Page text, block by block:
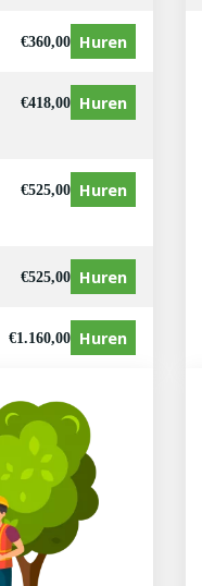
€360,00 Huren
€418,00 Huren
€525,00 Huren
€525,00 Huren
€1.160,00 Huren